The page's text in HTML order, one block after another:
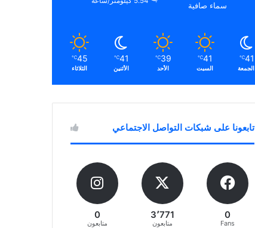
سماء صافية
41
℃
الجمعة
41
℃
السبت
39
℃
الأحد
41
℃
الأثنين
45
℃
الثلاثاء
تابعونا على شبكات التواصل الاجتماعي
0
Fans
3٬771
متابعون
0
متابعون